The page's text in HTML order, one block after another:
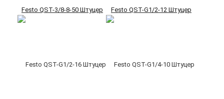
Festo QST-3/8-8-50 Штуцер Festo QST-G1/2-12 Штуцер